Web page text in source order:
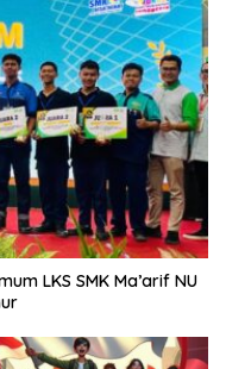
LKS SMK Ma’arif NU